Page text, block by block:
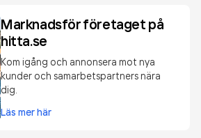
Marknadsför företaget på
hitta.se
Kom igång och annonsera mot nya
kunder och samarbetspartners nära
dig.
Läs mer här